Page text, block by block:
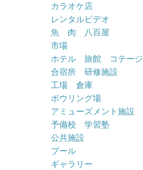
カラオケ店
レンタルビデオ
魚 肉 八百屋
市場
ホテル 旅館 コテージ
合宿所 研修施設
工場 倉庫
ボウリング場
アミューズメント施設
予備校 学習塾
公共施設
プール
ギャラリー